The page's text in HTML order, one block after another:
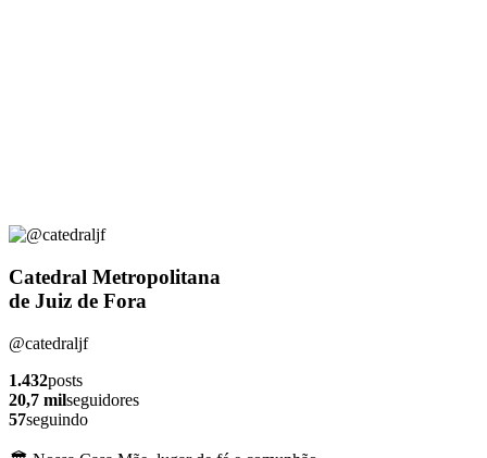
Catedral Metropolitana
de Juiz de Fora
@catedraljf
1.432posts
20,7 milseguidores
57seguindo